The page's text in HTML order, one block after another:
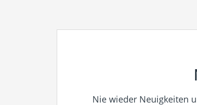
Nie wieder Neuigkeiten